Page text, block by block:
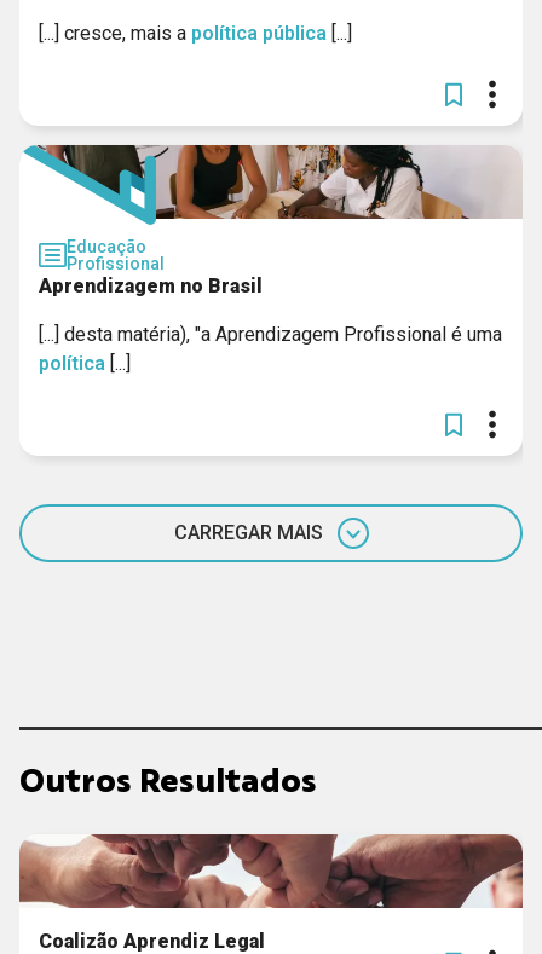
[...] cresce, mais a política pública [...]
Educação
Profissional
Aprendizagem no Brasil
[...] desta matéria), "a Aprendizagem Profissional é uma
política [...]
CARREGAR MAIS
Outros Resultados
Coalizão Aprendiz Legal